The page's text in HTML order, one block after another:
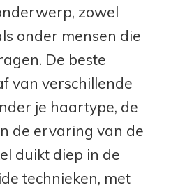
zowel
onder mensen die
De beste
van verschillende
je haartype, de
de ervaring van de
duikt diep in de
technieken, met